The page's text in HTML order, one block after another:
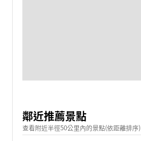
鄰近推薦景點
查看附近半徑50公里內的景點(依距離排序)